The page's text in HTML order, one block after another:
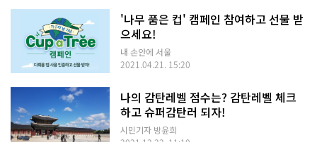
'나무 품은 컵' 캠페인 참여하고 선물 받
으세요!
내 손안에 서울
2021.04.21. 15:20
나의 감탄레벨 점수는? 감탄레벨 체크
하고 슈퍼감탄러 되자!
시민기자 방윤희